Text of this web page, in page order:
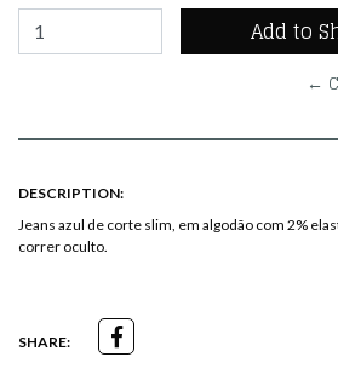
←
DESCRIPTION:
Jeans azul de corte slim, em algodão com 2%
correr oculto.
SHARE: